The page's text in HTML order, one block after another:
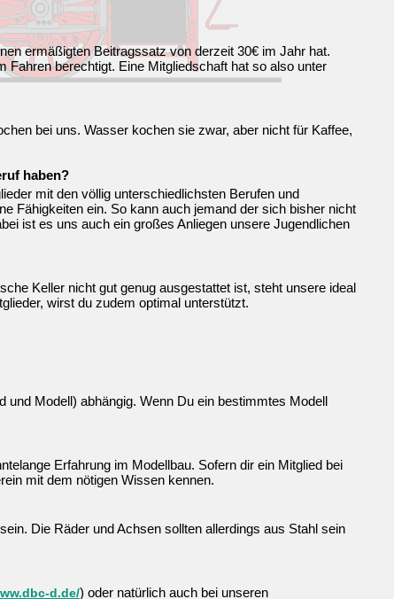
ermäßigten Beitragssatz von derzeit 30€ im Jahr hat.
berechtigt. Eine Mitgliedschaft hat so also unter
bei uns. Wasser kochen sie zwar, aber nicht für Kaffee,
haben?
mit den völlig unterschiedlichsten Berufen und
Fähigkeiten ein. So kann auch jemand der sich bisher nicht
ist es uns auch ein großes Anliegen unsere Jugendlichen
Keller nicht gut genug ausgestattet ist, steht unsere ideal
wirst du zudem optimal unterstützt.
und Modell) abhängig. Wenn Du ein bestimmtes Modell
Erfahrung im Modellbau. Sofern dir ein Mitglied bei
mit dem nötigen Wissen kennen.
Die Räder und Achsen sollten allerdings aus Stahl sein
d.de/) oder natürlich auch bei unseren